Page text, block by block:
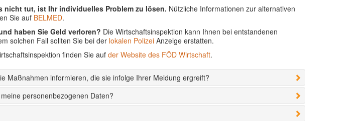
tut, ist Ihr individuelles Problem zu lösen. Nützliche Informationen zur alternativen
Sie auf BELMED.
haben Sie Geld verloren? Die Wirtschaftsinspektion kann Ihnen bei entstandenen
solchen Fall sollten Sie bei der lokalen Polizei Anzeige erstatten.
finden Sie aufder Website des FÖD Wirtschaft.
Maßnahmen informieren, die sie infolge Ihrer Meldung ergreift?
personenbezogenen Daten?